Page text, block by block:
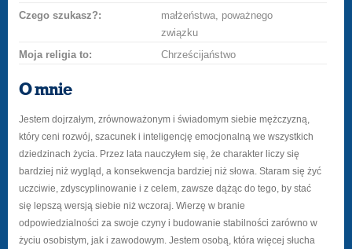
Czego szukasz?:
małżeństwa, poważnego
związku
Moja religia to:
Chrześcijaństwo
O mnie
Jestem dojrzałym, zrównoważonym i świadomym siebie mężczyzną,
który ceni rozwój, szacunek i inteligencję emocjonalną we wszystkich
dziedzinach życia. Przez lata nauczyłem się, że charakter liczy się
bardziej niż wygląd, a konsekwencja bardziej niż słowa. Staram się żyć
uczciwie, zdyscyplinowanie i z celem, zawsze dążąc do tego, by stać
się lepszą wersją siebie niż wczoraj. Wierzę w branie
odpowiedzialności za swoje czyny i budowanie stabilności zarówno w
życiu osobistym, jak i zawodowym. Jestem osobą, która więcej słucha